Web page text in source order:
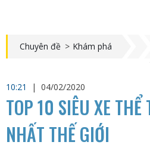
Chuyên đề > Khám phá
10:21
| 04/02/2020
TOP 10 SIÊU XE
NHẤT THẾ GIỚI